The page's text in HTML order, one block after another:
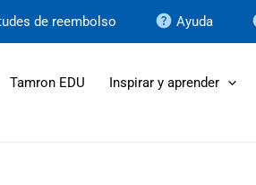
de reembolso Ayuda
Tamron EDU Inspirar y aprender